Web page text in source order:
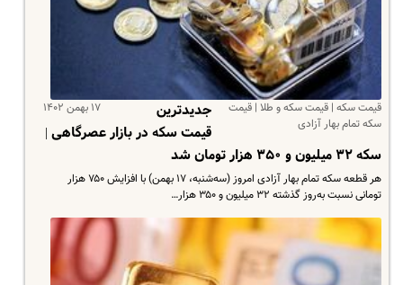
قیمت سکه | قیمت سکه و طلا | قیمت
سکه تمام بهار آزادی
۱۷ بهمن ۱۴۰۲
جدیدترین
قیمت سکه در بازار عصرگاهی |
سکه ۳۲ میلیون و ۳۵۰ هزار تومان شد
هر قطعه سکه تمام بهار آزادی امروز (سه‌شنبه، ۱۷ بهمن) با افزایش ۷۵۰ هزار
تومانی نسبت به‌روز گذشته ۳۲ میلیون و ۳۵۰ هزار…